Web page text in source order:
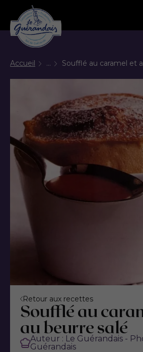
Accueil ... Soufflé au caramel et
Retour aux recettes
Soufflé au
au beurre salé
Auteur : Le Guérandais -
Guérandais